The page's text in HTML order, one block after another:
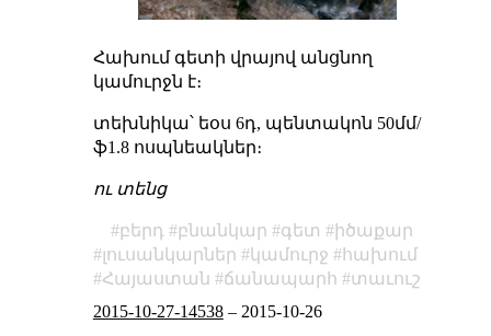
Հախում գետի վրայով անցնող
կամուրջն է։
տեխնիկա՝ եօս 6դ, պենտակոն 50մմ/
ֆ1.8 ոսպնեակներ։
ու տենց
բերդ բնանկար գետ
իծաքար
լուսանկարներ
կամուրջ
հախում
Հայաստան
ճանապարհ
տաւուշ
2015-10-27-14538– 2015-10-26